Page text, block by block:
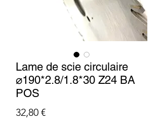
Lame de scie circulaire
⌀190*2.8/1.8*30 Z24 BA
POS
32,80 €Prix